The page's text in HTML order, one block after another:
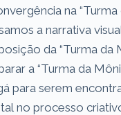
na “Turma
a narrativa
da “Turma da
a “Turma da
para serem
no processo